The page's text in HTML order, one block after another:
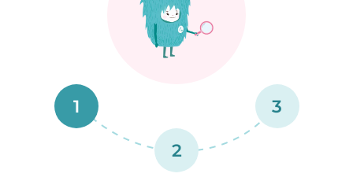
1
2
3